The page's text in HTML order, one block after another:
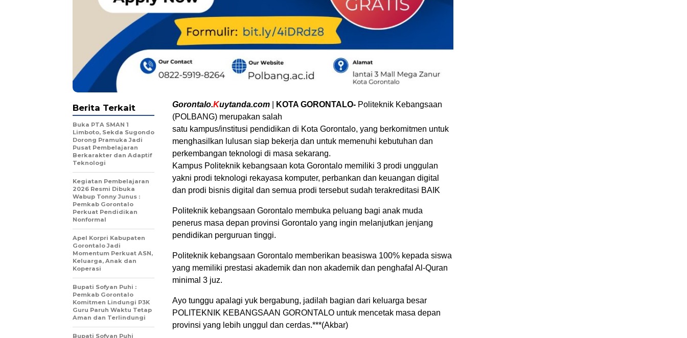
Gorontalo.Kuytanda.com KOTA GORONTALO- Politeknik Kebangsaan
(POLBANG) merupakan salah
satu kampus/institusi pendidikan di Kota Gorontalo, yang berkomitmen untuk
menghasilkan lulusan siap bekerja dan untuk memenuhi kebutuhan dan
perkembangan teknologi di masa sekarang.
Kampus Politeknik kebangsaan kota Gorontalo memiliki 3 prodi unggulan
yakni prodi teknologi rekayasa komputer, perbankan dan keuangan digital
dan prodi bisnis digital dan semua prodi tersebut sudah terakreditasi BAIK
Politeknik kebangsaan Gorontalo membuka peluang bagi anak muda
penerus masa depan provinsi Gorontalo yang ingin melanjutkan jenjang
pendidikan perguruan tinggi.
Politeknik kebangsaan Gorontalo memberikan beasiswa 100% kepada siswa
yang memiliki prestasi akademik dan non akademik dan penghafal Al-Quran
minimal 3 juz.
Ayo tunggu apalagi yuk bergabung, jadilah bagian dari keluarga besar
POLITEKNIK KEBANGSAAN GORONTALO untuk mencetak masa depan
provinsi yang lebih unggul dan cerdas.***(Akbar)
Berita Terkait
Buka PTA SMAN 1
Limboto, Sekda Sugondo
Dorong Pramuka Jadi
Pusat Pembelajaran
Berkarakter dan Adaptif
Teknologi
Kegiatan Pembelajaran
2026 Resmi Dibuka
Wabup Tonny Junus :
Pemkab Gorontalo
Perkuat Pendidikan
Nonformal
Apel Korpri Kabupaten
Gorontalo Jadi
Momentum Perkuat ASN,
Keluarga, Anak dan
Koperasi
Bupati Sofyan Puhi :
Pemkab Gorontalo
Komitmen Lindungi P3K
Guru Paruh Waktu Tetap
Aman dan Terlindungi
Bupati Sofyan Puhi